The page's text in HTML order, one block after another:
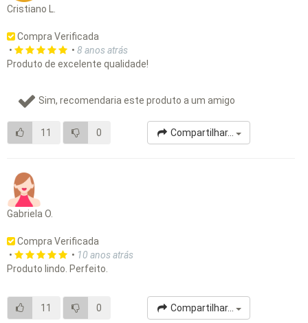
Cristiano L.
Compra Verificada
•
• 8 anos atrás
Produto de excelente qualidade!
Sim, recomendaria este produto a um amigo
11 0 Compartilhar...
Gabriela O.
Compra Verificada
•
• 10 anos atrás
Produto lindo. Perfeito.
11 0 Compartilhar...